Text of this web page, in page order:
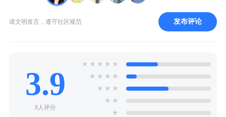
请文明发言，遵守社区规范 发布评论
3.9
8人评分
★ ★ ★ ★ ★
★ ★ ★ ★
★ ★ ★
★ ★
★